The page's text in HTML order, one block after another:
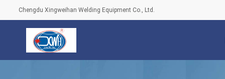
Chengdu Xingweihan Welding Equipment Co., Ltd.